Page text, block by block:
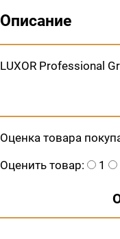
Описание
LUXOR Professional
Оценка товара
Оценить товар:
1